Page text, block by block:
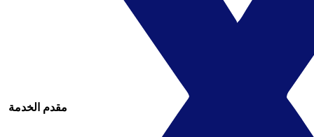
مقدم الخدمة